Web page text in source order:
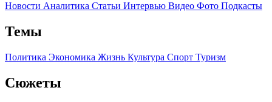
Новости Аналитика Статьи Интервью Видео Фото Подкасты
Темы
Политика Экономика Жизнь Культура Спорт Туризм
Сюжеты